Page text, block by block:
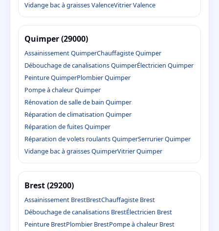
Vidange bac à graisses ValenceVitrier Valence
Quimper (29000)
Assainissement QuimperChauffagiste Quimper
Débouchage de canalisations QuimperÉlectricien Quimper
Peinture QuimperPlombier Quimper
Pompe à chaleur Quimper
Rénovation de salle de bain Quimper
Réparation de climatisation Quimper
Réparation de fuites Quimper
Réparation de volets roulants QuimperSerrurier Quimper
Vidange bac à graisses QuimperVitrier Quimper
Brest (29200)
Assainissement BrestBrestChauffagiste Brest
Débouchage de canalisations BrestÉlectricien Brest
Peinture BrestPlombier BrestPompe à chaleur Brest